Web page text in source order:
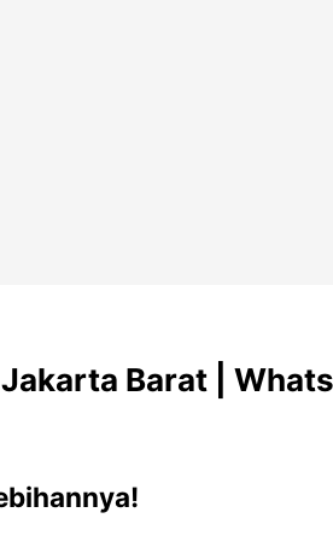
Barat |